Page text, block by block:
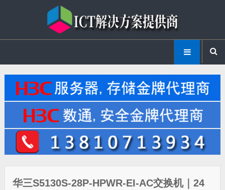
华三S5130S-28P-HPWR-EI-AC交换机｜24